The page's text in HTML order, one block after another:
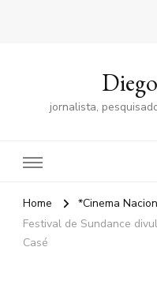
jornalista,
Home
*Cinema
Festival de Sundance
Casé